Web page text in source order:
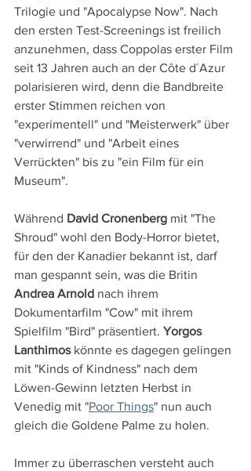
Trilogie und "Apocalypse Now". Nach
den ersten Test-Screenings ist freilich
anzunehmen, dass Coppolas erster Film
seit 13 Jahren auch an der Côte d´Azur
polarisieren wird, denn die Bandbreite
erster Stimmen reichen von
"experimentell" und "Meisterwerk" über
"verwirrend" und "Arbeit eines
Verrückten" bis zu "ein Film für ein
Museum".
Während David Cronenberg mit "The
Shroud" wohl den Body-Horror bietet,
für den der Kanadier bekannt ist, darf
man gespannt sein, was die Britin
Andrea Arnold nach ihrem
Dokumentarfilm "Cow" mit ihrem
Spielfilm "Bird" präsentiert. Yorgos
Lanthimos könnte es dagegen gelingen
mit "Kinds of Kindness" nach dem
Löwen-Gewinn letzten Herbst in
Venedig mit "Poor Things" nun auch
gleich die Goldene Palme zu holen.
Immer zu überraschen versteht auch